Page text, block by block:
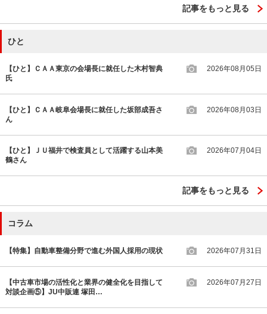
記事をもっと見る
ひと
【ひと】ＣＡＡ東京の会場長に就任した木村智典
氏
2026年08月05日
【ひと】ＣＡＡ岐阜会場長に就任した坂部成吾さ
ん
2026年08月03日
【ひと】ＪＵ福井で検査員として活躍する山本美
鶴さん
2026年07月04日
記事をもっと見る
コラム
【特集】自動車整備分野で進む外国人採用の現状 2026年07月31日
【中古車市場の活性化と業界の健全化を目指して
対談企画⑤】JU中販連 塚田…
2026年07月27日